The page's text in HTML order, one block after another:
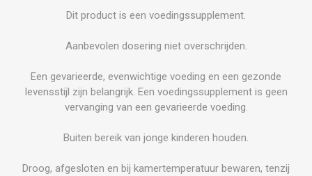
Dit product is een voedingssupplement.
Aanbevolen dosering niet overschrijden.
Een gevarieerde, evenwichtige voeding en een gezonde
levensstijl zijn belangrijk. Een voedingssupplement is geen
vervanging van een gevarieerde voeding.
Buiten bereik van jonge kinderen houden.
Droog, afgesloten en bij kamertemperatuur bewaren, tenzij